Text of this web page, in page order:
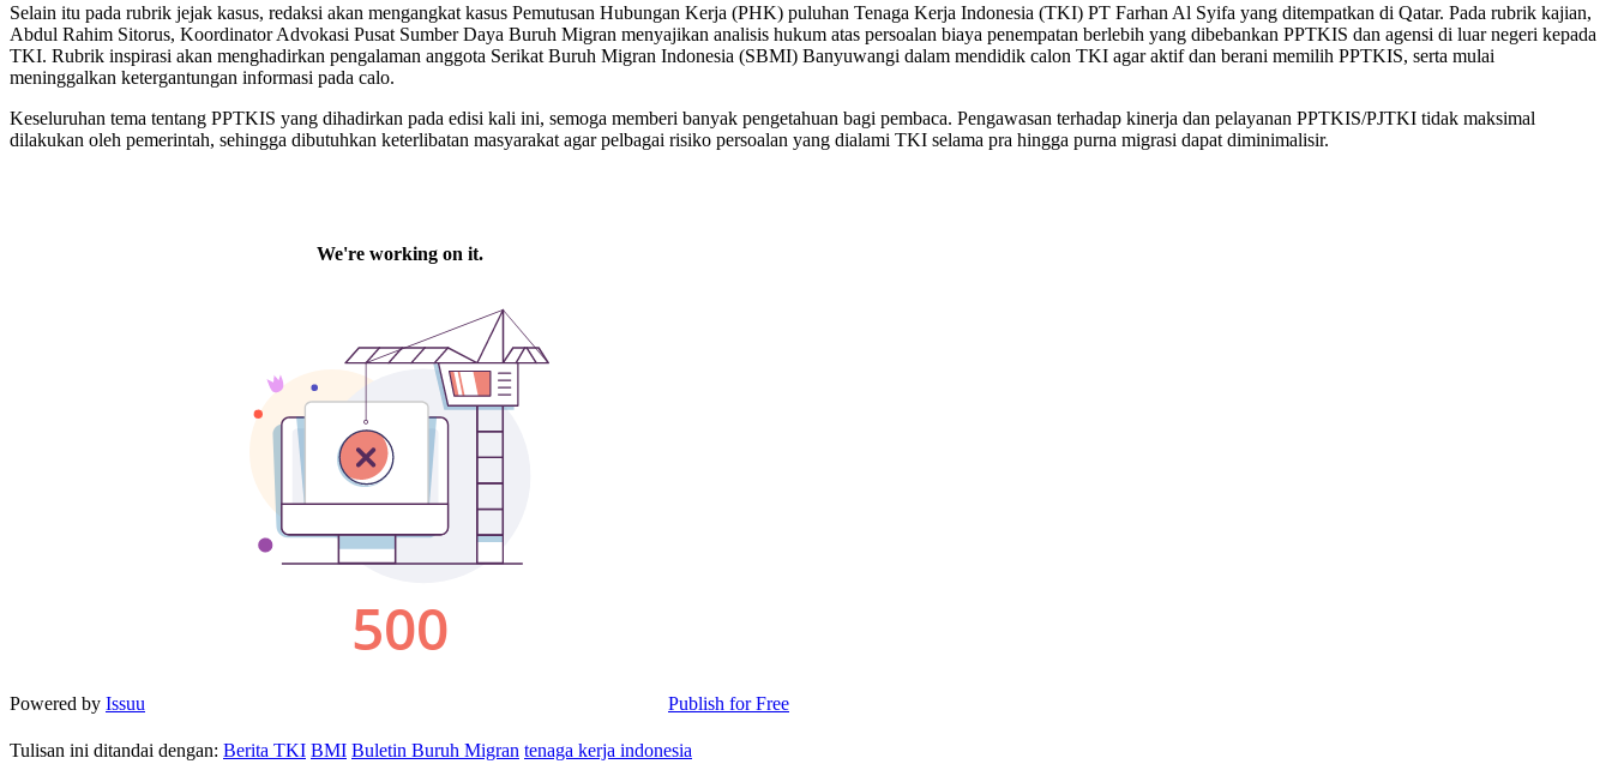
Selain itu pada rubrik jejak kasus, redaksi akan mengangkat kasus Pemutusan Hubungan Kerja (PHK) puluhan Tenaga Kerja Indonesia (TKI) PT Farhan Al Syifa yang ditempatkan di Qatar. Pada rubrik kajian,
Abdul Rahim Sitorus, Koordinator Advokasi Pusat Sumber Daya Buruh Migran menyajikan analisis hukum atas persoalan biaya penempatan berlebih yang dibebankan PPTKIS dan agensi di luar negeri kepada
TKI. Rubrik inspirasi akan menghadirkan pengalaman anggota Serikat Buruh Migran Indonesia (SBMI) Banyuwangi dalam mendidik calon TKI agar aktif dan berani memilih PPTKIS, serta mulai
meninggalkan ketergantungan informasi pada calo.
Keseluruhan tema tentang PPTKIS yang dihadirkan pada edisi kali ini, semoga memberi banyak pengetahuan bagi pembaca. Pengawasan terhadap kinerja dan pelayanan PPTKIS/PJTKI tidak maksimal
dilakukan oleh pemerintah, sehingga dibutuhkan keterlibatan masyarakat agar pelbagai risiko persoalan yang dialami TKI selama pra hingga purna migrasi dapat diminimalisir.
Powered by Issuu Publish for Free
Tulisan ini ditandai dengan: Berita TKI BMI Buletin Buruh Migran tenaga kerja indonesia